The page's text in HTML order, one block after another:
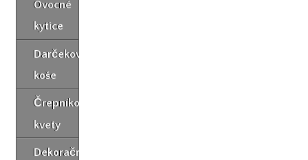
Ovocné
kytice
Darčekové
koše
Črepníkové
kvety
Dekoračné